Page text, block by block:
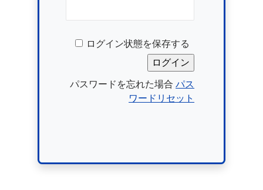
ログイン状態を保存する
パスワードを忘れた場合パス
ワードリセット